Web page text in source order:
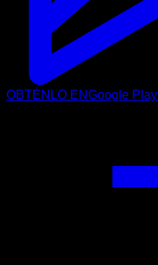
OBTÉNLO ENGoogle Play